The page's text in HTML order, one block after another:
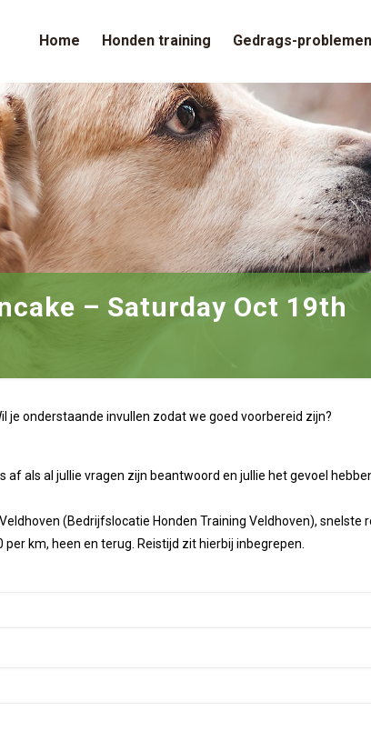
Home Honden training Gedrags-problemen
– Saturday Oct 19th
je onderstaande invullen zodat we goed voorbereid zijn?
als al jullie vragen zijn beantwoord en jullie het gevoel
(Bedrijfslocatie Honden Training Veldhoven), snelste
km, heen en terug. Reistijd zit hierbij inbegrepen.